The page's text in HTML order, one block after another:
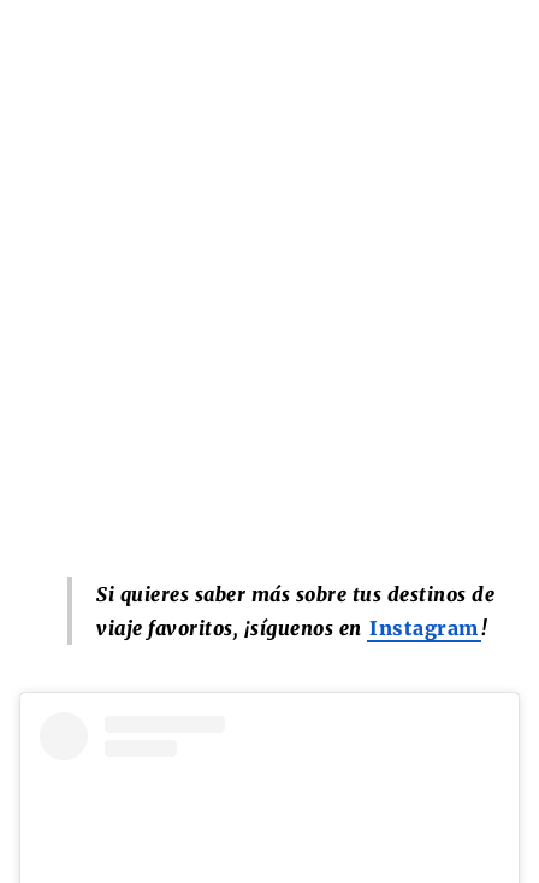
Si quieres saber más sobre tus destinos de
viaje favoritos, ¡síguenos en Instagram!